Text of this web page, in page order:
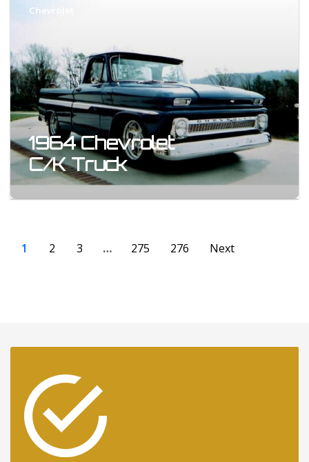
Chevrolet
1964 Chevrolet
C/K Truck
1 2 3 … 275 276 Next